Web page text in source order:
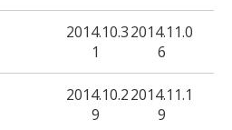
2014.10.3
1
2014.11.0
6
2014.10.2
9
2014.11.1
9